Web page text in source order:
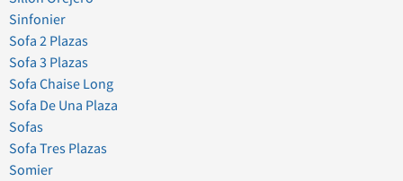
Sinfonier
Sofa 2 Plazas
Sofa 3 Plazas
Sofa Chaise Long
Sofa De Una Plaza
Sofas
Sofa Tres Plazas
Somier